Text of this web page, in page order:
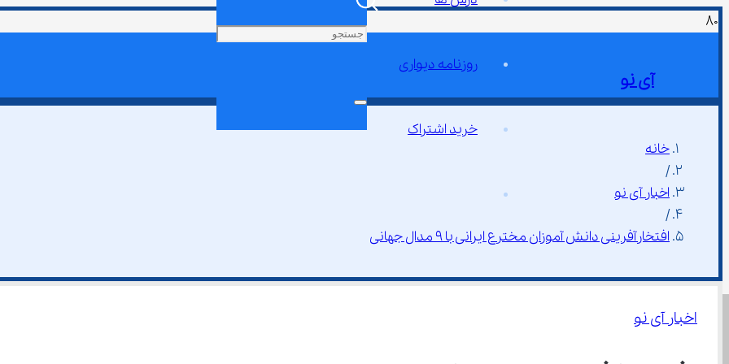
آی نو
روزنامه دیواری
خرید اشتراک
خانه
/
اخبار آی نو
/
افتخارآفرینی دانش آموزان مخترع ایرانی با ۹ مدال جهانی
اخبار آی نو